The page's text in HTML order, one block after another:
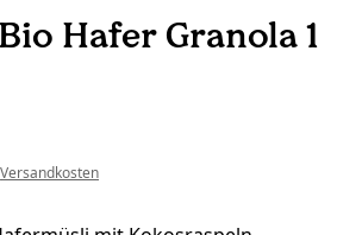
Hafer Granola 1
Versandkosten